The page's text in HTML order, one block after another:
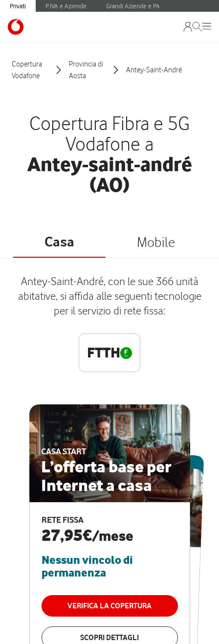
Privati P.IVA e Aziende Grandi Aziende e PA
Copertura
Vodafone
Provincia di
Aosta
Antey-Saint-André
Copertura Fibra e 5G
Vodafone a
Antey-saint-andré
(AO)
Casa Mobile
Antey-Saint-André, con le sue 366 unità
abitative, si affida alle seguenti tecnologie
per il servizio di rete fissa:
FTTH
CASA START
L’offerta base per
Internet a casa
RETE FISSA
27,95€/mese
Nessun vincolo di
permanenza
VERIFICA LA COPERTURA
SCOPRI DETTAGLI
ESCLUSIVA ONLINE
CASA PRO
Internet veloce e
vantaggi speciali
RETE FISSA + VODAFONE CLUB
29,95€
permanenza
VERIFICA LA COPERTURA